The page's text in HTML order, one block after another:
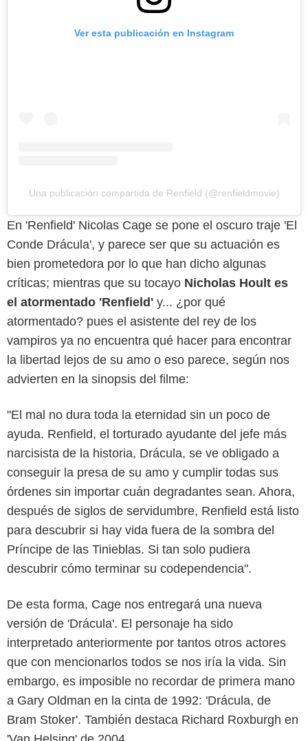
Ver esta publicación en Instagram
Una publicación compartida de Renfield (@renfieldmovie)
En 'Renfield' Nicolas Cage se pone el oscuro traje 'El
Conde Drácula', y parece ser que su actuación es
bien prometedora por lo que han dicho algunas
críticas; mientras que su tocayo Nicholas Hoult es
el atormentado 'Renfield' y... ¿por qué
atormentado? pues el asistente del rey de los
vampiros ya no encuentra qué hacer para encontrar
la libertad lejos de su amo o eso parece, según nos
advierten en la sinopsis del filme:
"El mal no dura toda la eternidad sin un poco de
ayuda. Renfield, el torturado ayudante del jefe más
narcisista de la historia, Drácula, se ve obligado a
conseguir la presa de su amo y cumplir todas sus
órdenes sin importar cuán degradantes sean. Ahora,
después de siglos de servidumbre, Renfield está listo
para descubrir si hay vida fuera de la sombra del
Príncipe de las Tinieblas. Si tan solo pudiera
descubrir cómo terminar su codependencia".
De esta forma, Cage nos entregará una nueva
versión de 'Drácula'. El personaje ha sido
interpretado anteriormente por tantos otros actores
que con mencionarlos todos se nos iría la vida. Sin
embargo, es imposible no recordar de primera mano
a Gary Oldman en la cinta de 1992: 'Drácula, de
Bram Stoker'. También destaca Richard Roxburgh en